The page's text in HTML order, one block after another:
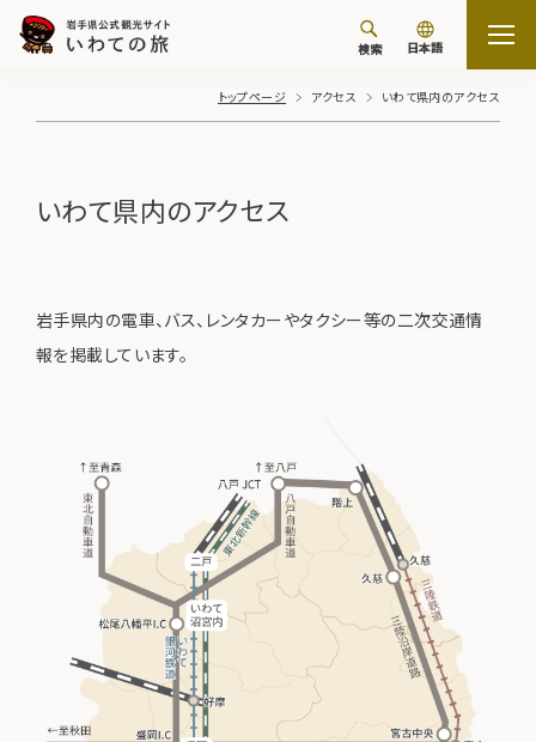
検索 日本語
トップページ アクセス いわて県内のアクセス
いわて県内のアクセス
岩手県内の電車、バス、レンタカーやタクシー等の二次交通情
報を掲載しています。